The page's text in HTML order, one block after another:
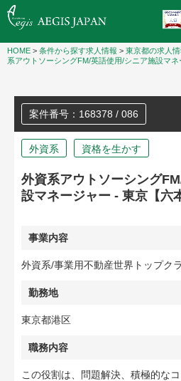
HOME > 条件から探す求人情報 > 東京都の求人情
系アウトソーシングFM/英語使用/シニア施設マネ
案件番号：168378 / 086
外資系 資格を生かす
外資系アウトソーシング
設マネージャー - 東京【六
事業内容
外資系/事業用不動産世界トップク
勤務地
東京都港区
職務内容
この役割は、問題解決、積極的な